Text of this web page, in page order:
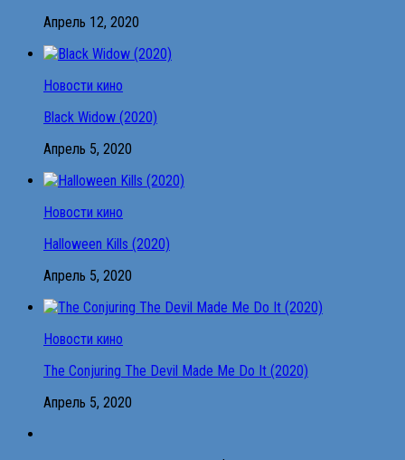
Апрель 12, 2020
Новости кино
Black Widow (2020)
Апрель 5, 2020
Новости кино
Halloween Kills (2020)
Апрель 5, 2020
Новости кино
The Conjuring The Devil Made Me Do It (2020)
Апрель 5, 2020